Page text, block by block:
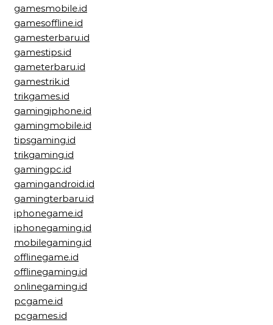
gamesmobile.id
gamesoffline.id
gamesterbaru.id
gamestips.id
gameterbaru.id
gamestrik.id
trikgames.id
gamingiphone.id
gamingmobile.id
tipsgaming.id
trikgaming.id
gamingpc.id
gamingandroid.id
gamingterbaru.id
iphonegame.id
iphonegaming.id
mobilegaming.id
offlinegame.id
offlinegaming.id
onlinegaming.id
pcgame.id
pcgames.id